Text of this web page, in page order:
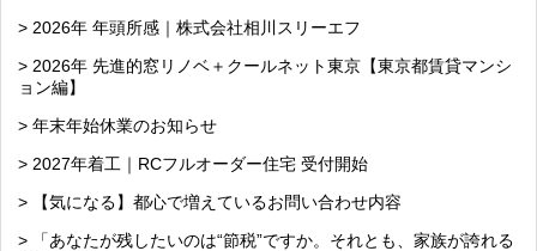
> 2026年 年頭所感｜株式会社相川スリーエフ
> 2026年 先進的窓リノベ＋クールネット東京【東京都賃貸マンシ
ョン編】
> 年末年始休業のお知らせ
> 2027年着工｜RCフルオーダー住宅 受付開始
> 【気になる】都心で増えているお問い合わせ内容
> 「あなたが残したいのは“節税”ですか。それとも、家族が誇れる